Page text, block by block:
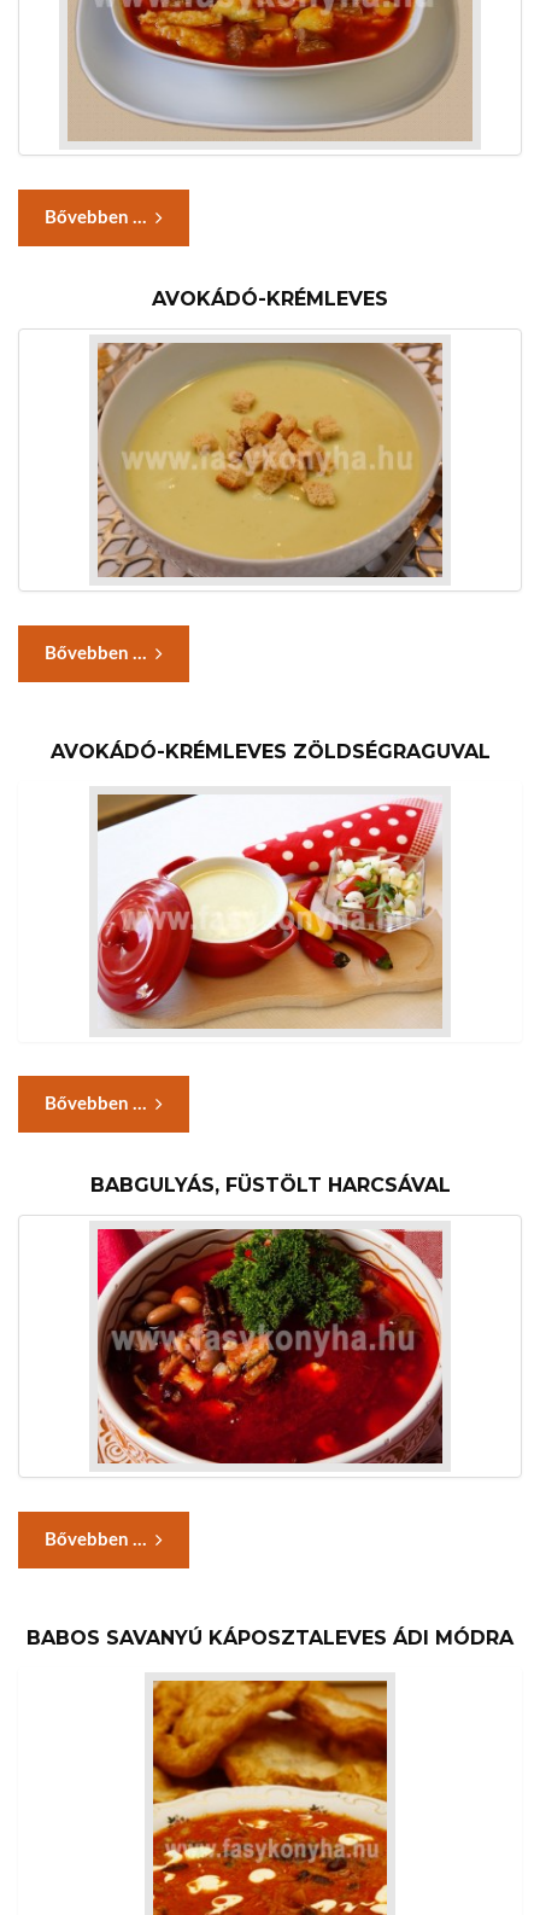
Bővebben ...
AVOKÁDÓ-KRÉMLEVES
Bővebben ...
AVOKÁDÓ-KRÉMLEVES ZÖLDSÉGRAGUVAL
Bővebben ...
BABGULYÁS, FÜSTÖLT HARCSÁVAL
Bővebben ...
BABOS SAVANYÚ KÁPOSZTALEVES ÁDI MÓDRA